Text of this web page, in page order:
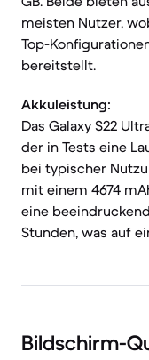
meisten Nutzer,
Top-
bereitstellt.
Akkuleistung:
Das Galaxy S22
der in Tests eine
bei typischer
mit einem 4674
eine
Stunden, was auf
Bildschirm-